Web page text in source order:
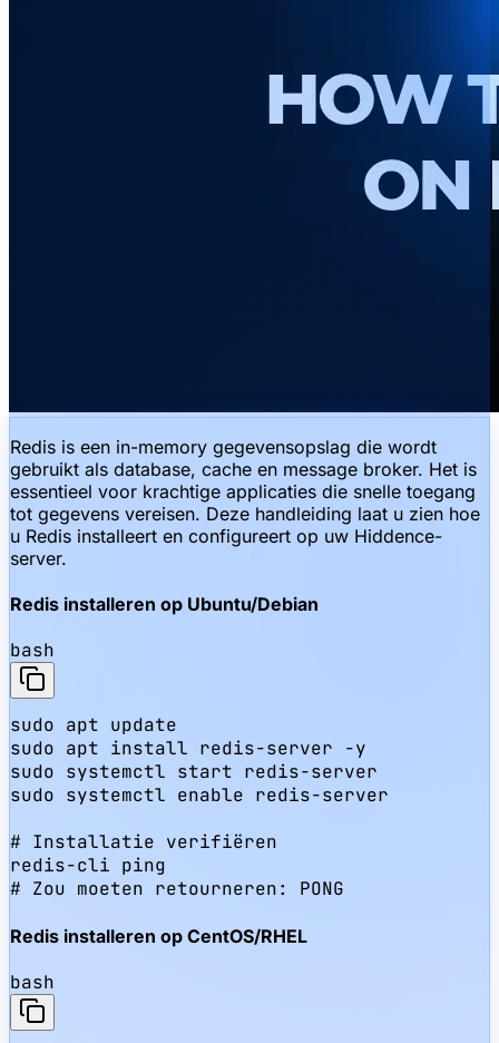
Redis is een in-memory gegevensopslag die wordt
gebruikt als database, cache en message broker. Het is
essentieel voor krachtige applicaties die snelle toegang
tot gegevens vereisen. Deze handleiding laat u zien hoe
u Redis installeert en configureert op uw Hiddence-
server.
Redis installeren op Ubuntu/Debian
bash
sudo apt update
sudo apt install redis-server -y
sudo systemctl start redis-server
sudo systemctl enable redis-server
# Installatie verifiëren
redis-cli ping
# Zou moeten retourneren: PONG
Redis installeren op CentOS/RHEL
bash